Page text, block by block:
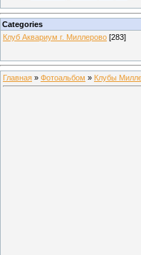
Categories
Клуб Аквариум г. Миллерово [283]
Главная » Фотоальбом » Клубы